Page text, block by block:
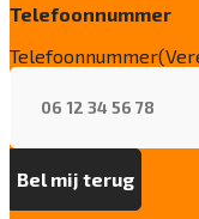
Telefoonnummer
Telefoonnummer